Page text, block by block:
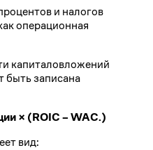
и налогов
операционная
капиталовложений
записана
× (ROIC – WAC.)
вид: